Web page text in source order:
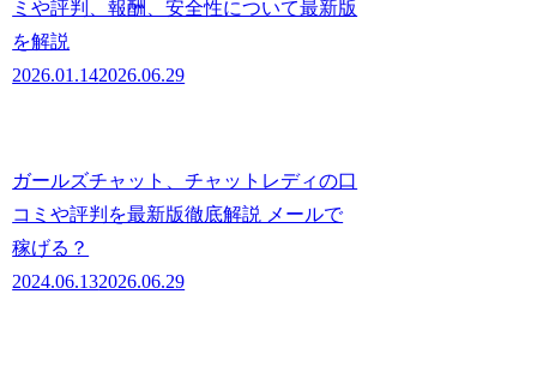
ミや評判、報酬、安全性について最新版
を解説
2026.01.142026.06.29
ガールズチャット、チャットレディの口
コミや評判を最新版徹底解説 メールで
稼げる？
2024.06.132026.06.29